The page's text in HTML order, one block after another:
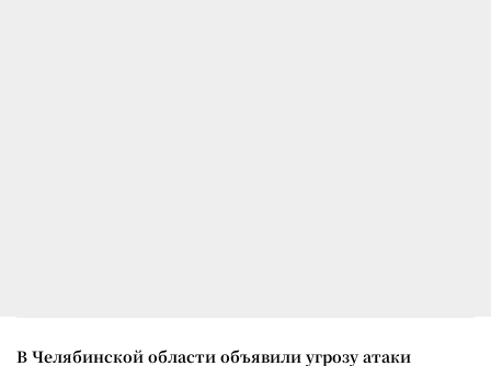
В Челябинской области объявили угрозу атаки